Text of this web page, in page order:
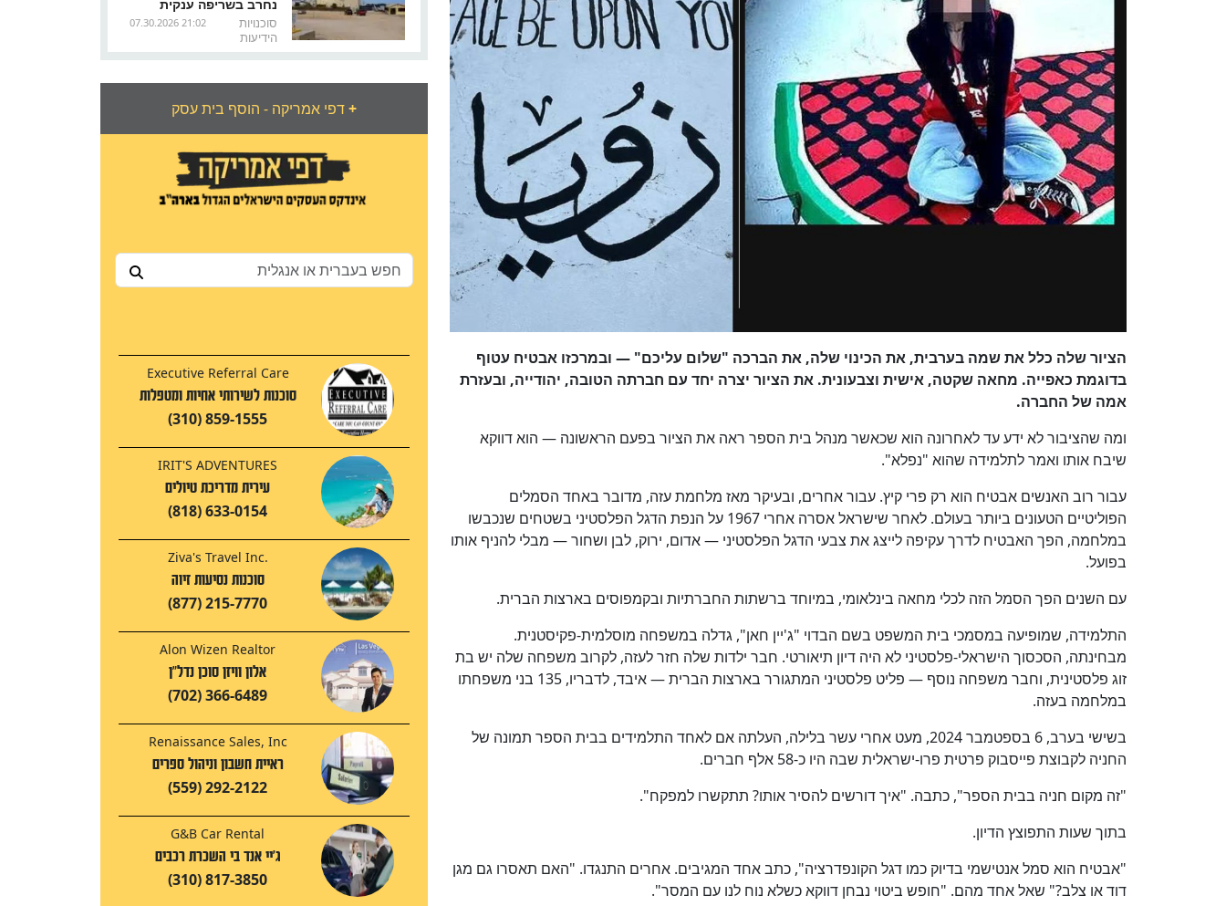
נחרב בשריפה ענקית
07.30.2026 21:02
סוכנויות
הידיעות
דפי אמריקה - הוסף בית עסק+
Executive Referral Care
סוכנות לשירותי אחיות ומטפלות
(310) 859-1555
IRIT'S ADVENTURES
עירית מדריכת טיולים
(818) 633-0154
Ziva's Travel Inc.
סוכנות נסיעות זיוה
(877) 215-7770
Alon Wizen Realtor
אלון וויזן סוכן נדל"ן
(702) 366-6489
Renaissance Sales, Inc
ראיית חשבון וניהול ספרים
(559) 292-2122
G&B Car Rental
ג'יי אנד בי השכרת רכבים
(310) 817-3850
הציור שלה כלל את שמה בערבית, את הכינוי שלה, את הברכה "שלום עליכם" — ובמרכזו אבטיח עטוף
בדוגמת כאפייה. מחאה שקטה, אישית וצבעונית. את הציור יצרה יחד עם חברתה הטובה, יהודייה, ובעזרת
אמה של החברה.
ומה שהציבור לא ידע עד לאחרונה הוא שכאשר מנהל בית הספר ראה את הציור בפעם הראשונה — הוא דווקא
שיבח אותו ואמר לתלמידה שהוא "נפלא".
עבור רוב האנשים אבטיח הוא רק פרי קיץ. עבור אחרים, ובעיקר מאז מלחמת עזה, מדובר באחד הסמלים
הפוליטיים הטעונים ביותר בעולם. לאחר שישראל אסרה אחרי 1967 על הנפת הדגל הפלסטיני בשטחים שנכבשו
במלחמה, הפך האבטיח לדרך עקיפה לייצג את צבעי הדגל הפלסטיני — אדום, ירוק, לבן ושחור — מבלי להניף אותו
בפועל.
עם השנים הפך הסמל הזה לכלי מחאה בינלאומי, במיוחד ברשתות החברתיות ובקמפוסים בארצות הברית.
התלמידה, שמופיעה במסמכי בית המשפט בשם הבדוי "ג'יין חאן", גדלה במשפחה מוסלמית-פקיסטנית.
מבחינתה, הסכסוך הישראלי-פלסטיני לא היה דיון תיאורטי. חבר ילדות שלה חזר לעזה, לקרוב משפחה שלה יש בת
זוג פלסטינית, וחבר משפחה נוסף — פליט פלסטיני המתגורר בארצות הברית — איבד, לדבריו, 135 בני משפחתו
במלחמה בעזה.
בשישי בערב, 6 בספטמבר 2024, מעט אחרי עשר בלילה, העלתה אם לאחד התלמידים בבית הספר תמונה של
החניה לקבוצת פייסבוק פרטית פרו-ישראלית שבה היו כ-58 אלף חברים.
"זה מקום חניה בבית הספר", כתבה. "איך דורשים להסיר אותו? תתקשרו למפקח".
בתוך שעות התפוצץ הדיון.
"אבטיח הוא סמל אנטישמי בדיוק כמו דגל הקונפדרציה", כתב אחד המגיבים. אחרים התנגדו. "האם תאסרו גם מגן
דוד או צלב?" שאל אחד מהם. "חופש ביטוי נבחן דווקא כשלא נוח לנו עם המסר".